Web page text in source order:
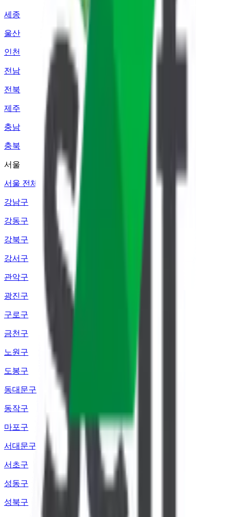
세종
울산
인천
전남
전북
제주
충남
충북
서울
서울 전체
강남구
강동구
강북구
강서구
관악구
광진구
구로구
금천구
노원구
도봉구
동대문구
동작구
마포구
서대문구
서초구
성동구
성북구